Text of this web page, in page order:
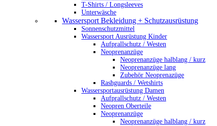
T-Shirts / Longsleeves
Unterwäsche
Wassersport Bekleidung + Schutzausrüstung
Sonnenschutzmittel
Wassersport Ausrüstung Kinder
Aufprallschutz / Westen
Neoprenanzüge
Neoprenanzüge halblang / kurz
Neoprenanzüge lang
Zubehör Neoprenazüge
Rashguards / Wetshirts
Wassersportausrüstung Damen
Aufprallschutz / Westen
Neopren Oberteile
Neoprenanzüge
Neoprenanzüge halblang / kurz